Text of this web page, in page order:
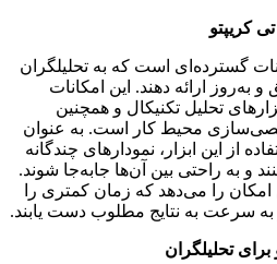
کریپتو
گسترده‌ای است که به تحلیلگران
به‌روز ارائه دهند. این امکانات
تحلیل تکنیکال و همچنین
محیط کار است. به عنوان
از این ابزار، نمودارهای چندگانه
و به راحتی بین آن‌ها جابه‌جا شوند.
امکان را می‌دهد که زمان کمتری را
سرعت به نتایج مطلوب دست یابند.
برای تحلیلگران